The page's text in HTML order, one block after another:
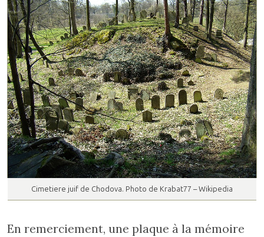
Cimetiere juif de Chodova. Photo de Krabat77 – Wikipedia
En remerciement, une plaque à la mémoire